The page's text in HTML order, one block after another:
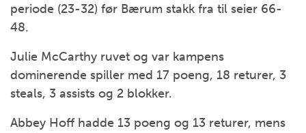
periode (23-32) før Bærum stakk fra til seier 66-
48.
Julie McCarthy ruvet og var kampens
dominerende spiller med 17 poeng, 18 returer, 3
steals, 3 assists og 2 blokker.
Abbey Hoff hadde 13 poeng og 13 returer, mens